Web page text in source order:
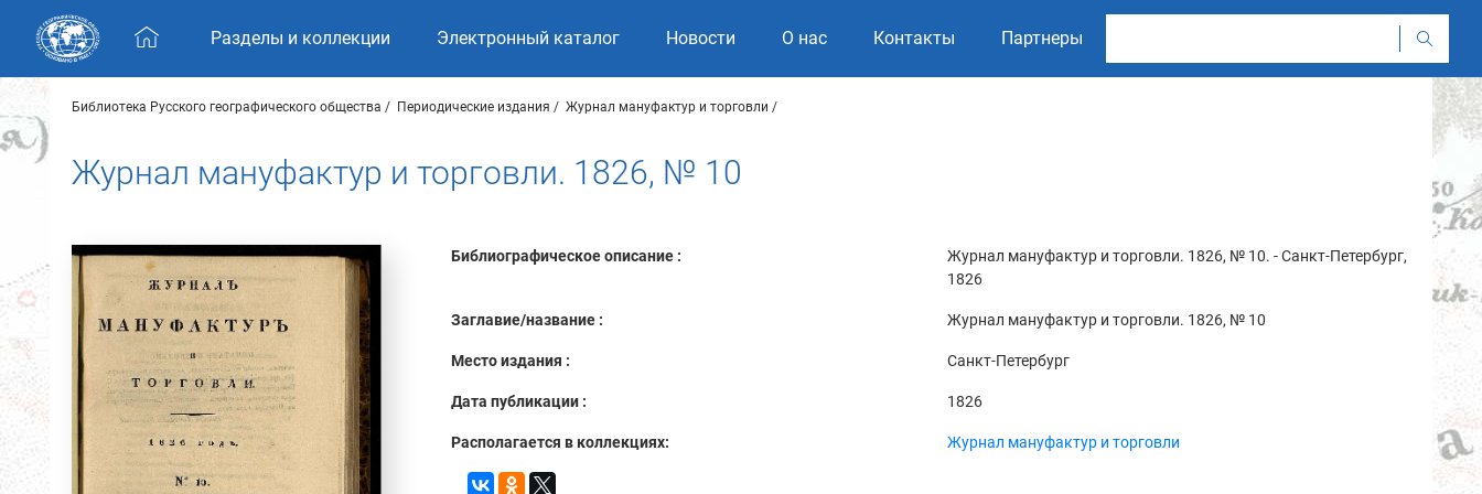
Skip navigation
Разделы и коллекции Электронный каталог Новости О нас Контакты Партнеры
Библиотека Русского географического общества Периодические издания Журнал мануфактур и торговли
Журнал мануфактур и торговли. 1826, № 10
Библиографическое описание :
Журнал мануфактур и торговли. 1826, № 10. - Санкт-Петербург,
1826
Заглавие/название : Журнал мануфактур и торговли. 1826, № 10
Место издания : Санкт-Петербург
Дата публикации : 1826
Располагается в коллекциях: Журнал мануфактур и торговли